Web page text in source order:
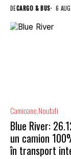
DECARGO & BUS 6
Camioane Noutati
Blue River:
un camion
în transport